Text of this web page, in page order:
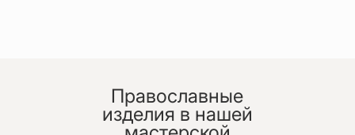
Православные
изделия в нашей